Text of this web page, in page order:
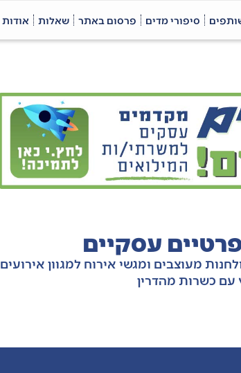
סיפורי מדים פרסום באתר שאלות אודות
עסקיים
מעוצבים ומגשי אירוח למגוון אירועים
עם כשרות מהדרין